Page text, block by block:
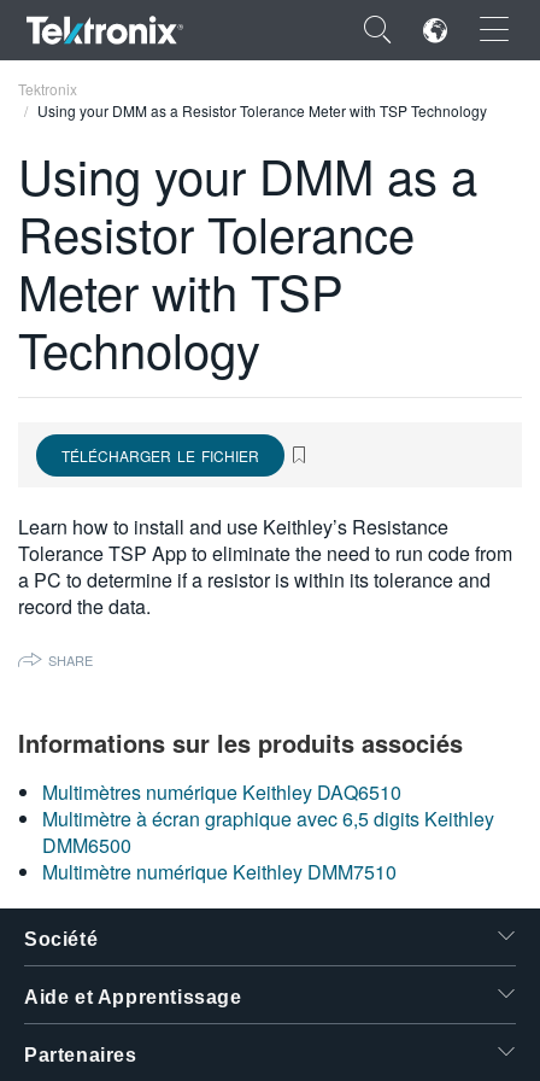
×
ENGLISH
FRANÇAIS
DEUTSCH
VIỆT NAM
日本語
한국어
繁體中文
Tektronix
Using your DMM as a Resistor Tolerance Meter with TSP Technology
Using your DMM as a
Resistor Tolerance
Meter with TSP
Technology
TÉLÉCHARGER LE FICHIER
Learn how to install and use Keithley’s Resistance
Tolerance TSP App to eliminate the need to run code from
a PC to determine if a resistor is within its tolerance and
record the data.
SHARE
Informations sur les produits associés
Multimètres numérique Keithley DAQ6510
Multimètre à écran graphique avec 6,5 digits Keithley
DMM6500
Multimètre numérique Keithley DMM7510
Société
Aide et Apprentissage
Partenaires